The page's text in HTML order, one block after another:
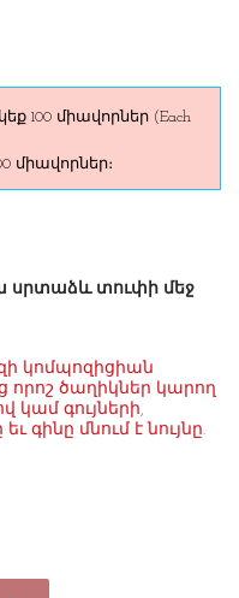
100 միավորներ (Each
միավորներ։
սրտաձև տուփի մեջ
կոմպոզիցիան
որոշ ծաղիկներ կարող
կամ գույների,
գինը մնում է նույնը.